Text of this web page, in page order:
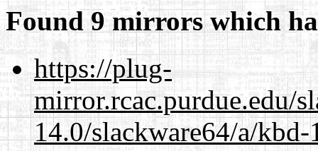
Found 9 mirrors which
https://plug-
mirror.rcac.purdue.edu/
14.0/slackware64/a/